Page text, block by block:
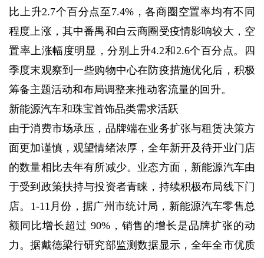
比上升2.7个百分点至7.4%，各商圈空置率均有不同
程度上涨，其中番禺和白云商圈受疫情影响较大，空
置率上涨幅度明显，分别上升4.2和2.6个百分点。四
季度末观察到一些购物中心在防疫措施优化后，积极
筹备主题活动和布局调整来推动客流量的回升。
新能源汽车和珠宝首饰品类需求活跃
由于消费市场承压，品牌端在业务扩张与租赁决策方
面更加谨慎，观望情绪浓厚，全年新开及待开业门店
的数量相比去年有所减少。业态方面，新能源汽车由
于受到政策扶持与投资者青睐，持续积极布局线下门
店。1-11月份，据广州市统计局，新能源汽车零售总
额同比增长超过 90%，销售的增长是品牌扩张的动
力。据戴德梁行研究部监测数据显示，全年全市优质